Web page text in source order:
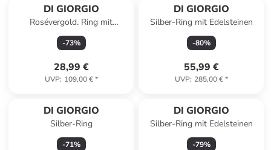
DI GIORGIO
Rosévergold. Ring mit
Edelsteinen
-73%
28,99 €
UVP: 109,00 €*
DI GIORGIO
Silber-Ring mit Edelsteinen
-80%
55,99 €
UVP: 285,00 €*
DI GIORGIO
Silber-Ring
-71%
DI GIORGIO
Silber-Ring mit Edelsteinen
-79%